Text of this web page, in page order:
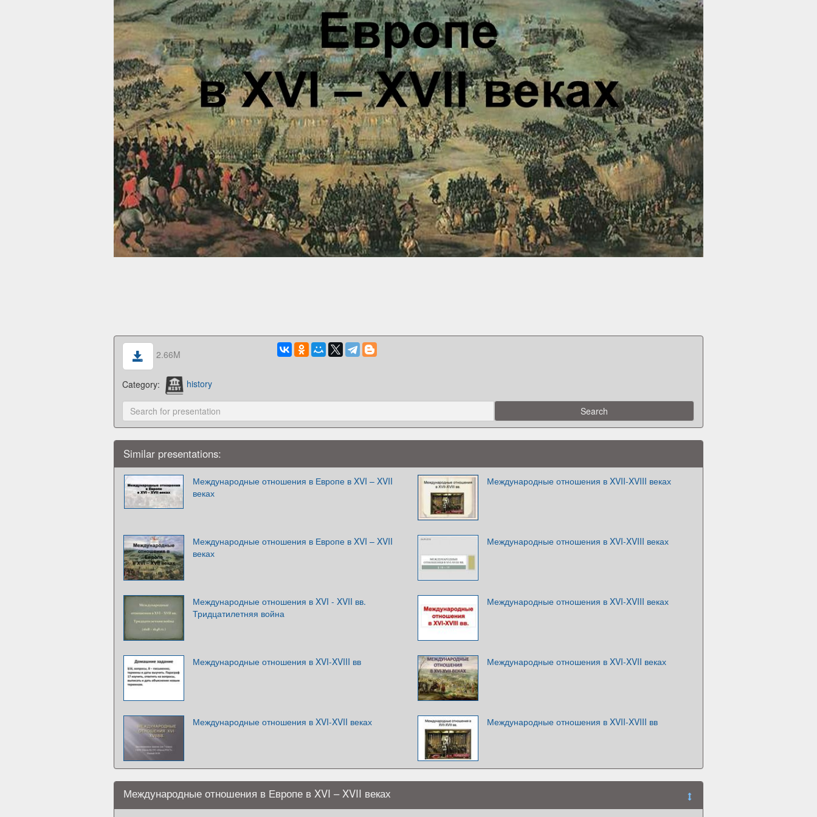
2.66M
Category: history
Similar presentations:
Международные отношения в Европе в XVI – XVII
веках
Международные отношения в XVII-XVIII веках
Международные отношения в Европе в XVI – XVII
веках
Международные отношения в XVI-XVIII веках
Международные отношения в XVI - XVII вв.
Тридцатилетняя война
Международные отношения в XVI-XVIII веках
Международные отношения в XVI-XVIII вв Международные отношения в XVI-XVII веках
Международные отношения в XVI-XVII веках Международные отношения в XVII-XVIII вв
Международные отношения в Европе в XVI – XVII веках